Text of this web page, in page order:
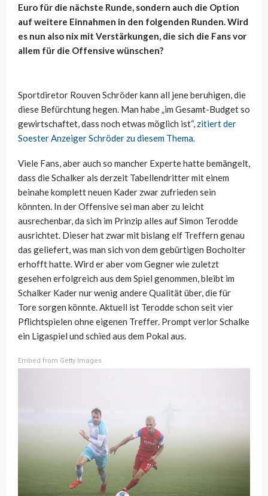
Euro für die nächste Runde, sondern auch die Option
auf weitere Einnahmen in den folgenden Runden. Wird
es nun also nix mit Verstärkungen, die sich die Fans vor
allem für die Offensive wünschen?
Sportdiretor Rouven Schröder kann all jene beruhigen, die
diese Befürchtung hegen. Man habe „im Gesamt-Budget so
gewirtschaftet, dass noch etwas möglich ist“, zitiert der
Soester Anzeiger Schröder zu diesem Thema.
Viele Fans, aber auch so mancher Experte hatte bemängelt,
dass die Schalker als derzeit Tabellendritter mit einem
beinahe komplett neuen Kader zwar zufrieden sein
könnten. In der Offensive sei man aber zu leicht
ausrechenbar, da sich im Prinzip alles auf Simon Terodde
ausrichtet. Dieser hat zwar mit bislang elf Treffern genau
das geliefert, was man sich von dem gebürtigen Bocholter
erhofft hatte. Wird er aber vom Gegner wie zuletzt
gesehen erfolgreich aus dem Spiel genommen, bleibt im
Schalker Kader nur wenig andere Qualität über, die für
Tore sorgen könnte. Aktuell ist Terodde schon seit vier
Pflichtspielen ohne eigenen Treffer. Prompt verlor Schalke
ein Ligaspiel und schied aus dem Pokal aus.
Embed from Getty Images